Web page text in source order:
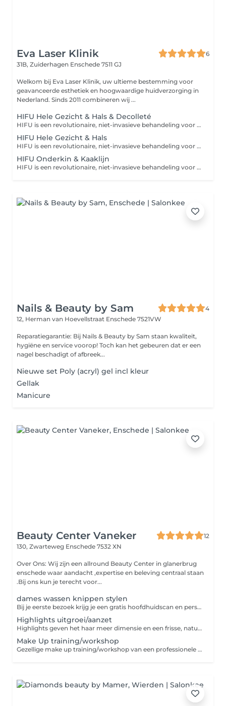
Eva Laser Klinik
6
31B, Zuiderhagen Enschede 7511 GJ
Welkom bij Eva Laser Klinik, uw ultieme bestemming voor
geavanceerde esthetiek en hoogwaardige huidverzorging in
Nederland. Sinds 2011 combineren wij ...
HIFU Hele Gezicht & Hals & Decolleté
HIFU is een revolutionaire, niet-invasieve behandeling voor een natuurlijke facelift en diepe huidverstraking. Dankzij hoogtechnologische ultrasone geluidsgolven wordt de collageenproductie gestimuleerd. Geniet van een strakke, jeugdige huid zonder snijden!
HIFU Hele Gezicht & Hals
HIFU is een revolutionaire, niet-invasieve behandeling voor een natuurlijke facelift en diepe huidverstraking. Dankzij hoogtechnologische ultrasone geluidsgolven wordt de collageenproductie gestimuleerd. Geniet van een strakke, jeugdige huid zonder snijden!
HIFU Onderkin & Kaaklijn
HIFU is een revolutionaire, niet-invasieve behandeling voor een natuurlijke facelift en diepe huidverstraking. Dankzij hoogtechnologische ultrasone geluidsgolven wordt de collageenproductie gestimuleerd. Geniet van een strakke, jeugdige huid zonder snijden!
Nails & Beauty by Sam
4
12, Herman van Hoevellstraat Enschede 7521VW
Reparatiegarantie: Bij Nails & Beauty by Sam staan kwaliteit,
hygiëne en service voorop! Toch kan het gebeuren dat er een
nagel beschadigt of afbreek...
Nieuwe set Poly (acryl) gel incl kleur
Gellak
Manicure
Beauty Center Vaneker
12
130, Zwarteweg Enschede 7532 XN
Over Ons: Wij zijn een allround Beauty Center in glanerbrug
enschede waar aandacht ,expertise en beleving centraal staan
.Bij ons kun je terecht voor...
dames wassen knippen stylen
Bij je eerste bezoek krijg je een gratis hoofdhuidscan en persoonlijk advies van onze stylist. Daarna volgt een knipbeurt en finish met drogen-alles afgestemd op jou haar en hoofdhuid.
Highlights uitgroei/aanzet
Highlights geven het haar meer dimensie en een frisse, natuurlijke uitstraling. De lichtere tinten worden zorgvuldig geplaatst voor een stralend en mooi resultaat
Make Up training/workshop
Gezellige make up training/workshop van een professionele make up artist. inclusief hapje/drankje en matriaal en € 10,00 shop te goed. Vind je het altijd al leuk om je zelf op te maken .Maar wil hier meer van leren, om je zelf nog mooier te laten lijken, boek dan deze workshop - Gezellig voor beginners tot gevorderd - van jong tot oud - Laagdrempelig/kleine klassen Minimaal aantal 4